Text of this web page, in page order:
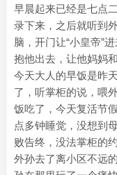
早晨起来已经是七点
录下来，之后就听到
脑，开门让“小皇帝”
抱他出去，让他妈妈
今天大人的早饭是昨
了，听掌柜的说，喂
饭吃了，今天复活节
点多钟睡觉，没想到
败告终，没法掌柜的
外孙去了离小区不远